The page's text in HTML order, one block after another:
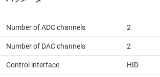
Number of ADC channels 2
Number of DAC channels 2
Control interface HID